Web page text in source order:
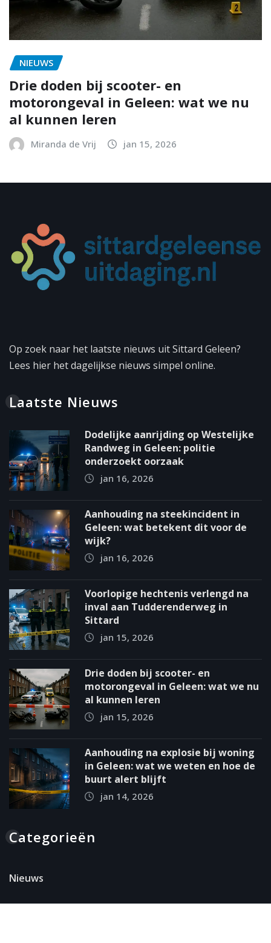
NIEUWS
Drie doden bij scooter- en
motorongeval in Geleen: wat we nu
al kunnen leren
Miranda de Vrij jan 15, 2026
Op zoek naar het laatste nieuws uit Sittard Geleen?
Lees hier het dagelijkse nieuws simpel online.
Laatste Nieuws
Dodelijke aanrijding op Westelijke
Randweg in Geleen: politie
onderzoekt oorzaak
jan 16, 2026
Aanhouding na steekincident in
Geleen: wat betekent dit voor de
wijk?
jan 16, 2026
Voorlopige hechtenis verlengd na
inval aan Tudderenderweg in
Sittard
jan 15, 2026
Drie doden bij scooter- en
motorongeval in Geleen: wat we nu
al kunnen leren
jan 15, 2026
Aanhouding na explosie bij woning
in Geleen: wat we weten en hoe de
buurt alert blijft
jan 14, 2026
Categorieën
Nieuws